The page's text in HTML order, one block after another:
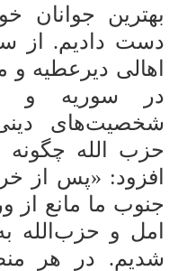
بهترین جوانان
دست دادیم. از
اهالی دیرعطیه و
در سوریه و
شخصیت‌های
حزب الله
افزود: «پس از
جنوب ما مانع از
امل و حزب‌الله
شدیم. در هر